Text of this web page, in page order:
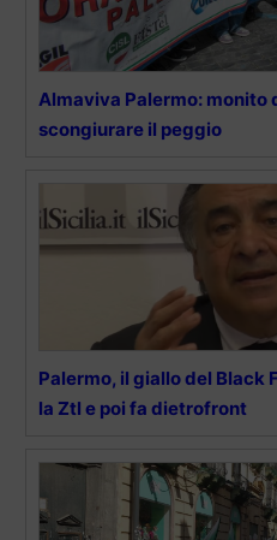
Almaviva Palermo: monito
scongiurare il peggio
Palermo, il giallo del Black
la Ztl e poi fa dietrofront